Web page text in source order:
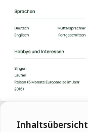
Inhaltsübersicht